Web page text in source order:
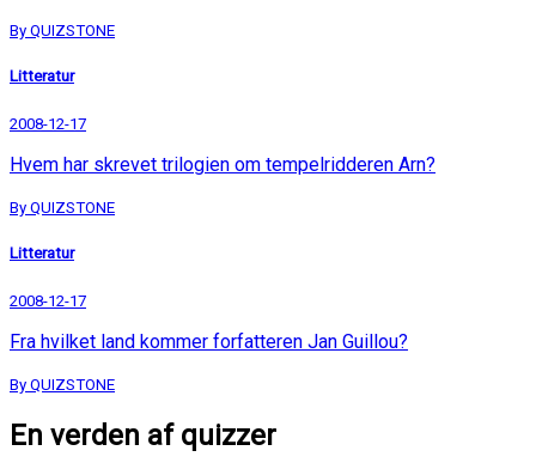
By QUIZSTONE
Litteratur
2008-12-17
Hvem har skrevet trilogien om tempelridderen Arn?
By QUIZSTONE
Litteratur
2008-12-17
Fra hvilket land kommer forfatteren Jan Guillou?
By QUIZSTONE
En verden af quizzer